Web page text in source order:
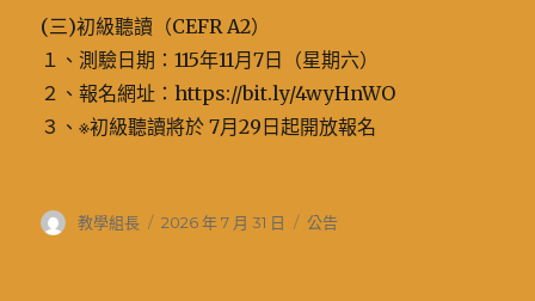
(三)初級聽讀（CEFR A2）
１、測驗日期：115年11月7日（星期六）
２、報名網址：https://bit.ly/4wyHnWO
３、※初級聽讀將於 7月29日起開放報名
作
教學組長
發
2026 年 7 月 31 日
分
公告